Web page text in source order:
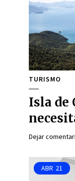
TURISMO
Isla de
Dejar
ABR 21